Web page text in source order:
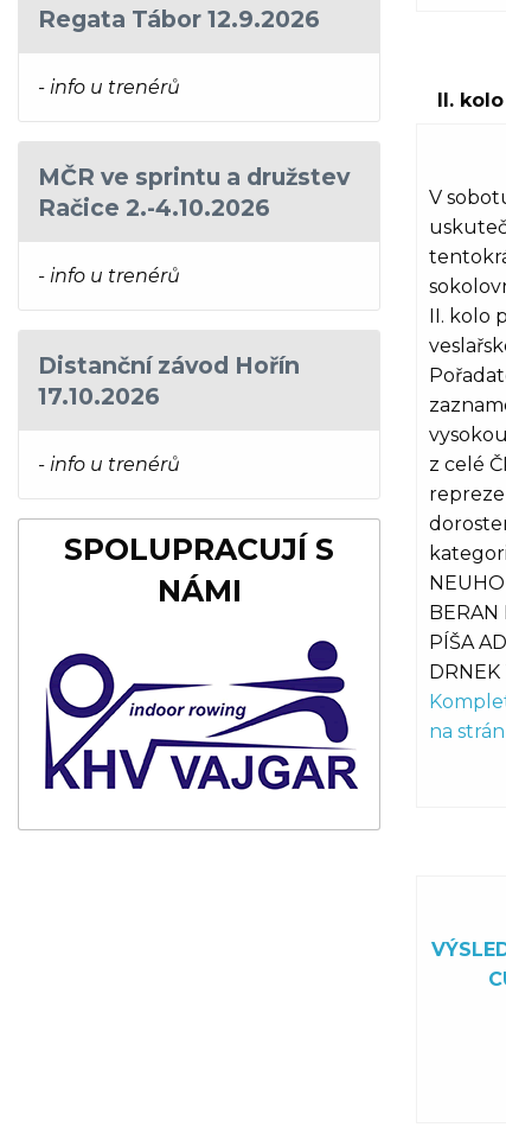
Regata Tábor 12.9.2026
- info u trenérů
MČR ve sprintu a družstev
Račice 2.-4.10.2026
- info u trenérů
Distanční závod Hořín
17.10.2026
- info u trenérů
SPOLUPRACUJÍ S
NÁMI
II.
V
II. kolo
z celé
BERAN
PÍŠA
DRNEK
na